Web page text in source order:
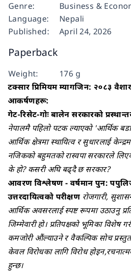
Genre:
Business &
Language:
Nepali
Published:
April 24, 2026
Paperback
Weight:
176 g
टक्सार प्रिमियम म्यागजिन: २०८३
आकर्षणहरू:
गेट-रिसेट-गाेः बालेन सरकारको
नेपालमै पहिलो पटक ल्याएको 'आर्थिक
आर्थिक क्षेत्रमा स्थायित्व र सुधारलाई
नजिकको बहुमतको रास्वपा सरकारले
के हो? कसरी अघि बढ्दै छ सरकार?
आवरण विश्लेषण - वर्षमान पुन:
उत्तरदायित्वको परीक्षण रोजगारी,
आर्थिक अवसरलाई स्पष्ट रूपमा उठाउनु
जिम्मेवारी हो। प्रतिपक्षको भूमिका विशेष
कमजोरी औंल्याउने र वैकल्पिक सोच प्रस्तुत
केवल विरोधका लागि विरोध
हुन्छ।